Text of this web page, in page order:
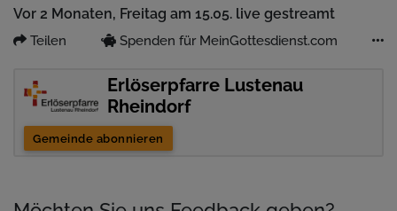
Vor 2 Monaten, Freitag am 15.05. live gestreamt
Teilen Spenden für MeinGottesdienst.com
Erlöserpfarre Lustenau
Rheindorf
Gemeinde abonnieren